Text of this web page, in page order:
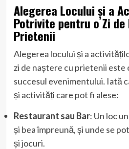
Alegerea Locului și a
Potrivite pentru o Zi de
Prietenii
Alegerea locului și a
zi de naștere cu prietenii
succesul evenimentului. Iată
și activități care pot fi alese:
Restaurant sau Bar: Un loc
și bea împreună, și unde se
și jocuri.